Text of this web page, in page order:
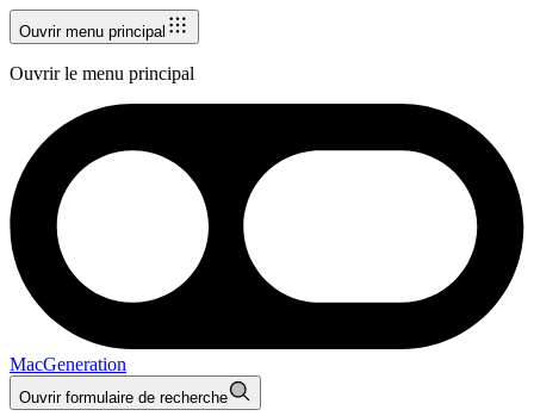
Ouvrir menu principal
Ouvrir le menu principal
MacGeneration
Ouvrir formulaire de recherche